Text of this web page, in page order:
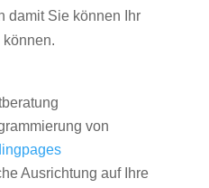
damit Sie können Ihr
können.
von
Ausrichtung auf Ihre